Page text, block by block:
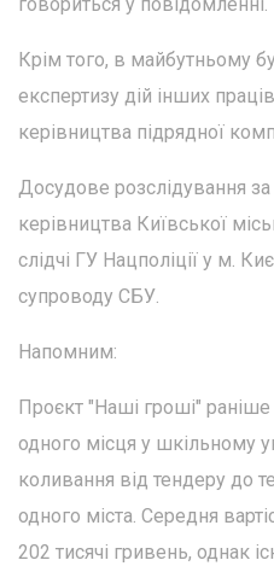
Крім того, в майбутньому
експертизу дій інших
керівництва підрядної
Досудове розслідування
керівництва Київської
слідчі ГУ Нацполіції у м.
супроводу СБУ.
Напомним:
Проєкт "Наші гроші"
одного місця у шкільному
коливання від тендеру до
одного міста. Середня
202 тисячі гривень, однак